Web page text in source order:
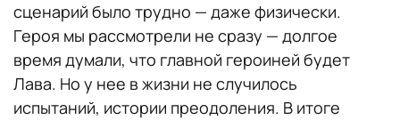
сценарий было трудно — даже физически.
Героя мы рассмотрели не сразу — долгое
время думали, что главной героиней будет
Лава. Но у нее в жизни не случилось
испытаний, истории преодоления. В итоге